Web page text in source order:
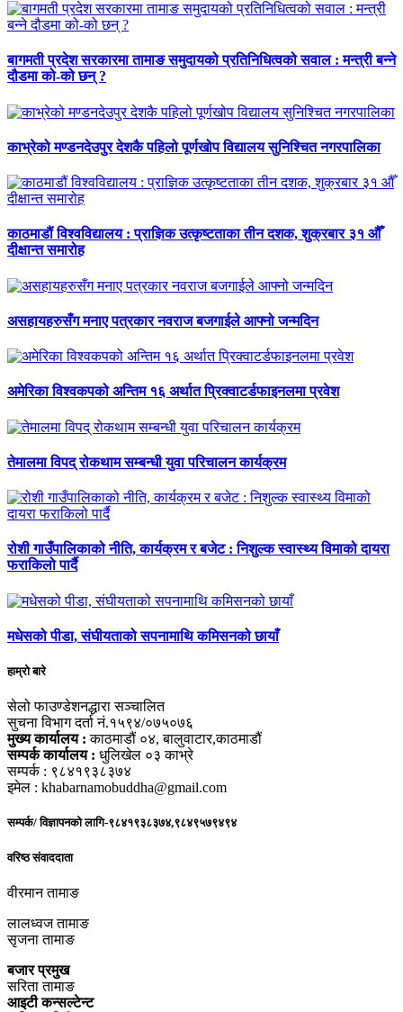
बागमती प्रदेश सरकारमा तामाङ समुदायको प्रतिनिधित्वको सवाल : मन्त्री बन्ने
दौडमा को‐को छन् ?
काभ्रेको मण्डनदेउपुर देशकै पहिलो पूर्णखोप विद्यालय सुनिश्चित नगरपालिका
काठमाडौं विश्वविद्यालय : प्राज्ञिक उत्कृष्टताका तीन दशक, शुक्रबार ३१ औँ
दीक्षान्त समारोह
असहायहरुसँग मनाए पत्रकार नवराज बजगाईले आफ्नो जन्मदिन
अमेरिका विश्वकपको अन्तिम १६ अर्थात प्रिक्वाटर्डफाइनलमा प्रवेश
तेमालमा विपद् रोकथाम सम्बन्धी युवा परिचालन कार्यक्रम
रोशी गाउँपालिकाको नीति, कार्यक्रम र बजेट : निशुल्क स्वास्थ्य विमाको दायरा
फराकिलो पार्दै
मधेसको पीडा, संघीयताको सपनामाथि कमिसनको छायाँ
हाम्रो बारे
सेलो फाउण्डेशनद्धारा सञ्चालित
सुचना विभाग दर्ता नं.१५९४/०७५०७६
मुख्य कार्यालय : काठमाडौं ०४, बालुवाटार,काठमाडौं
सम्पर्क कार्यालय : धुलिखेल ०३ काभ्रे
सम्पर्क : ९८४१९३८३७४
इमेल : khabarnamobuddha@gmail.com
सम्पर्क/ विज्ञापनको लागि-९८४१९३८३७४,९८४९५७९४९४
वरिष्ठ संवाददाता
वीरमान तामाङ
लालध्वज तामाङ
सृजना तामाङ
बजार प्रमुख
सरिता तामाङ
आइटी कन्सल्टेन्ट